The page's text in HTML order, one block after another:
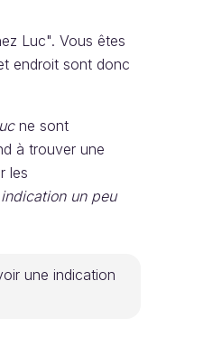
Luc". Vous êtes
endroit sont donc
ne sont
à trouver une
les
un peu
une indication